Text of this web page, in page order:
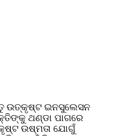
ଉତ୍କୃଷ୍ଟ ଇନସୁଲେସନ
ଥଣ୍ଡା ପାଗରେ
ଉଷ୍ମତା ଯୋଗୁଁ